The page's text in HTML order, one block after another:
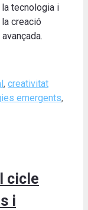
la tecnologia i
creació
, creativitat
emergents,
cicle
i